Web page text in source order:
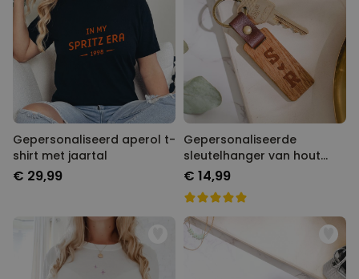
Gepersonaliseerd aperol t-
shirt met jaartal
€ 29,99
Gepersonaliseerde
sleutelhanger van hout
met symbolen
€ 14,99